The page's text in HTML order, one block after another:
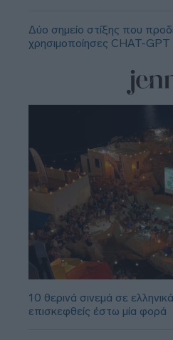
Δύο σημείο στίξης που
χρησιμοποίησες CHAT-GPT
10 θερινά σινεμά σε
επισκεφθείς έστω μία φορά